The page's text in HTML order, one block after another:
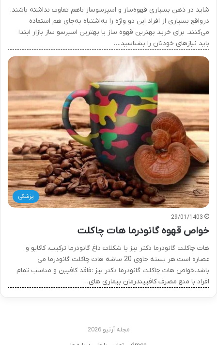
شاید در ذهن بسیاری قهوه‌ساز و اسپرسوساز باهم تفاوت نداشته باشند.
درواقع بسیاری از افراد این دو واژه را به‌اشتباه به‌جای هم استفاده
می‌‌کنند. برای خرید بهترین قهوه‌ ساز یا بهترین اسپرسو ساز بازار ابتدا
باید نیازهای خودتان را بشناسید.…
پزشکی
29/01/1403
خواص قهوه گانودرما هات چاکلت
هات چاکلت گانودرما دکتر بیز یا شکلات داغ گانودرما ترکیب، کاکایو و
عصاره است.هر بسته حاوی 20 ساشه هات چاکلت گانودرما می
باشد.خواص هات چاکلت گانودرما دکتر بیز :فاقد کافیین و مناسب تمام
افراد با منع مصرف کافییندرمان بیماری های…
مجله آرتیو 2026